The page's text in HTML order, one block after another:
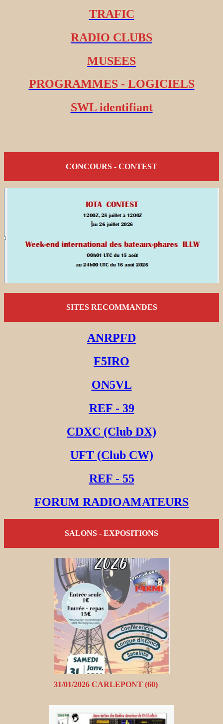
TRAFIC
RADIO CLUBS
MUSEES
PROGRAMMES - LOGICIELS
SWL identifiant
CONCOURS - CONTEST
SITES RECOMMANDES
ANRPFD
F5IRO
ON5VL
REF - 39
CDXC (Club DX)
UFT (Club CW)
REF - 55
FORUM RADIOAMATEURS
SALONS - EXPOSITIONS
31/01/2026 CARLEPONT (60)